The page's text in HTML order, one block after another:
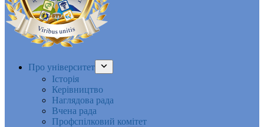
Про університет
Історія
Керівництво
Наглядова рада
Вчена рада
Профспілковий комітет